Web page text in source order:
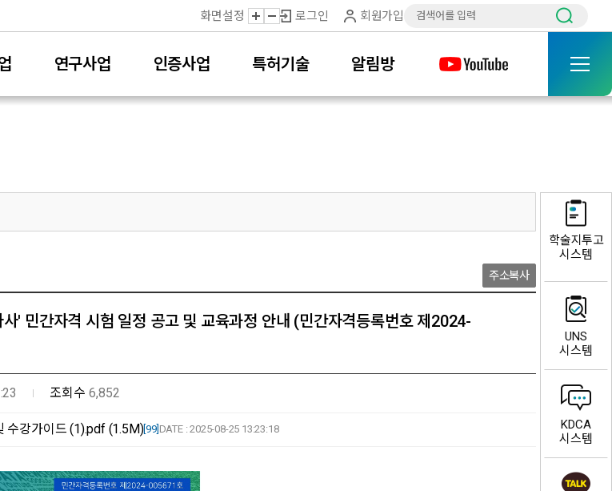
화면설정 로그인 회원가입
연구사업 인증사업 특허기술 알림방
주소복사
' 민간자격 시험 일정 공고 및 교육과정 안내 (민간자격등록번호 제2024-
조회수 6,852
수강가이드 (1).pdf (1.5M)[99] DATE : 2025-08-25 13:23:18
학술지투고
시스템
UNS
시스템
KDCA
시스템